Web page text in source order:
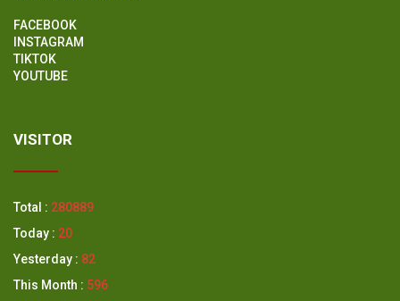
FACEBOOK
INSTAGRAM
TIKTOK
YOUTUBE
VISITOR
Total : 280889
Today : 20
Yesterday : 82
This Month : 596